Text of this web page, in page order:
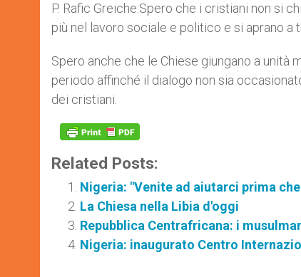
P. Rafic Greiche:Spero che i cristiani non si
più nel lavoro sociale e politico e si aprano
Spero anche che le Chiese giungano a
periodo affinché il dialogo non sia
dei cristiani.
Related Posts:
Nigeria: "Venite ad aiutarci prima
La Chiesa nella Libia d'oggi
Repubblica Centrafricana: i
Nigeria: inaugurato Centro